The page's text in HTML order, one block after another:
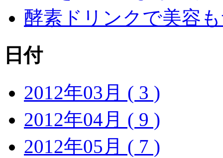
酵素ドリンクで美容
日付
2012年03月 ( 3 )
2012年04月 ( 9 )
2012年05月 ( 7 )